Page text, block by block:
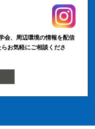
会、周辺環境の情報を配信
お気軽にご相談くださ